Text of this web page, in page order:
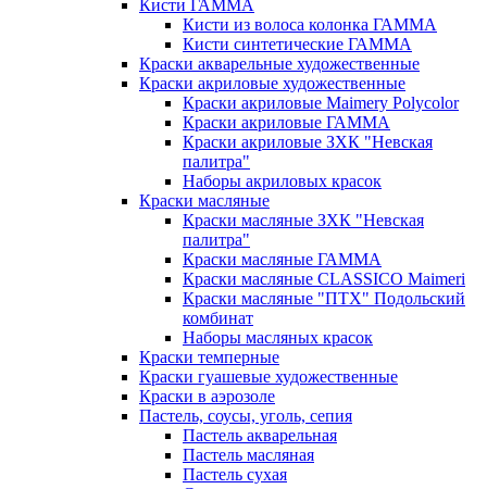
Кисти ГАММА
Кисти из волоса колонка ГАММА
Кисти синтетические ГАММА
Краски акварельные художественные
Краски акриловые художественные
Краски акриловые Maimery Polycolor
Краски акриловые ГАММА
Краски акриловые ЗХК "Невская
палитра"
Наборы акриловых красок
Краски масляные
Краски масляные ЗХК "Невская
палитра"
Краски масляные ГАММА
Краски масляные CLASSICO Maimeri
Краски масляные "ПТХ" Подольский
комбинат
Наборы масляных красок
Краски темперные
Краски гуашевые художественные
Краски в аэрозоле
Пастель, соусы, уголь, сепия
Пастель акварельная
Пастель масляная
Пастель сухая